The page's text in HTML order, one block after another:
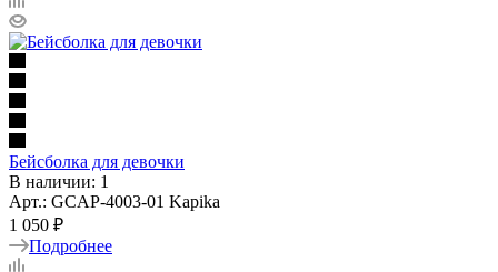
Бейсболка для девочки
В наличии: 1
Арт.: GCAP-4003-01 Kapika
1 050 ₽
Подробнее